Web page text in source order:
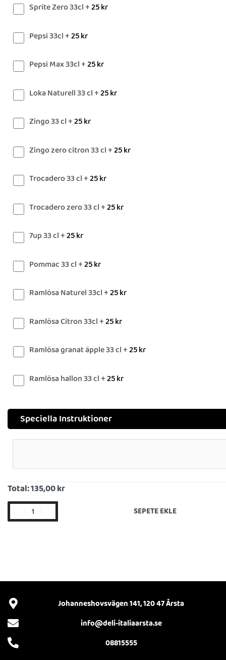
Sprite Zero 33cl +25kr
Pepsi 33cl +25kr
Pepsi Max 33cl +25kr
Loka Naturell 33 cl +25kr
Zingo 33 cl +25kr
Zingo zero citron 33 cl +25kr
Trocadero 33 cl +25kr
Trocadero zero 33 cl +25kr
7up 33 cl +25kr
Pommac 33 cl +25kr
Ramlösa Naturel 33cl +25kr
Ramlösa Citron 33cl +25kr
Ramlösa granat äpple 33 cl +25kr
Ramlösa hallon 33 cl +25kr
Speciella Instruktioner
Total:135,00 kr
SEPETE EKLE
Johanneshovsvägen 141, 120 47 Årsta
info@deli-italiaarsta.se
08815555